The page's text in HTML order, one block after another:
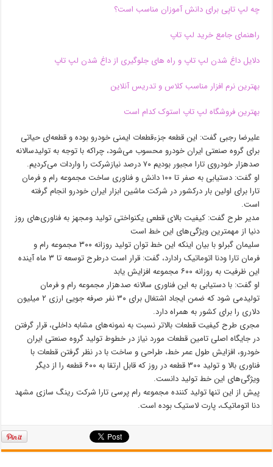
چه لپ تاپی برای دانش آموزان مناسب است؟
راهنمای جامع خرید لپ تاپ
دلایل داغ شدن لپ تاپ و راه های جلوگیری از داغ شدن لپ تاپ
بهترین نرم افزار مناسب کلاس و تدریس آنلاین
بهترین فروشگاه لپ تاپ استوک کدام است
علیرضا رجبی گفت: این قطعه جزءقطعات ایمنی خودرو بوده و قطعه‌ای حیاتی
برای گروه صنعتی ایران خودرو محسوب می‌شود، چراکه با توجه به تولیدسالانه
صدهزار خودروی تارا مجبور بودیم ۷۰ درصد نیازشرکت را واردات می‌کردیم.
او گفت: دستیابی به صفر تا ۱۰۰ دانش و فناوری ساخت مجموعه رام و فرمان
تارا برای اولین بار درکشور در شرکت ماشین ابزار ایران خودرو انجام گرفته
است.
مدیر طرح گفت: کیفیت بالای قطعی یکنواختی تولید ومجهز به فناوری‌های روز
دنیا از مهمترین ویژگی‌های این خط است
سلیمان گبرلو با بیان اینکه این خط توان تولید روزانه ۳۰۰ مجموعه رام و
فرمان تارا ودنا اتوماتیک رادارد، گفت: قرار است درطرح توسعه تا ۳ ماه آینده
این ظرفیت به روزانه ۶۰۰ مجموعه افزایش یابد
او گفت: با دستیابی به این فناوری سالانه صدهزار مجموعه رام و فرمان
تولیدمی شود که ضمن ایجاد اشتغال برای ۳۰ نفر صرفه جویی ارزی ۲ میلیون
دلاری را برای کشور به همراه دارد.
مجری طرح کیفیت قطعات بالاتر نسبت به نمونه‌های مشابه داخلی، قرار گرفتن
در جایگاه اصلی تامین قطعات مورد نیاز در خطوط تولید گروه صنعتی ایران
خودرو، افزایش طول عمر خط، طراحی و ساخت با در نظر گرفتن قطعات با
فناوری بالا و تولید ۳۰۰ قطعه در روز که قابل ارتقا به ۶۰۰ قطعه را از دیگر
ویژگی‌های این خط تولید دانست.
پیش از این تنها تولید کننده مجموعه رام پرسی تارا شرکت رینگ سازی مشهد
دنا اتوماتیک، پارت لاستیک بوده است.